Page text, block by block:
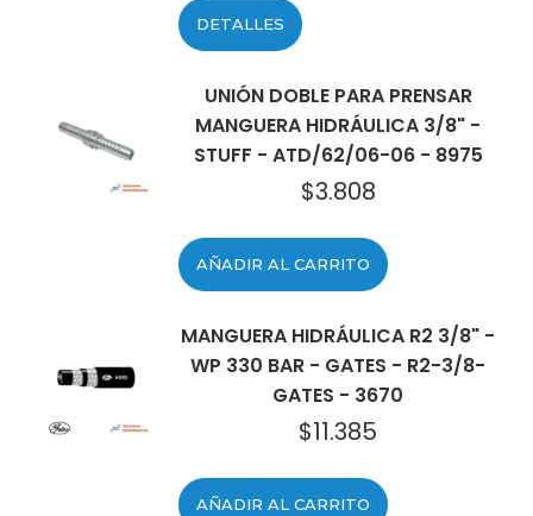
DETALLES
UNIÓN DOBLE PARA PRENSAR
MANGUERA HIDRÁULICA 3/8" -
STUFF - ATD/62/06-06 - 8975
$3.808
AÑADIR AL CARRITO
MANGUERA HIDRÁULICA R2 3/8" -
WP 330 BAR - GATES - R2-3/8-
GATES - 3670
$11.385
AÑADIR AL CARRITO